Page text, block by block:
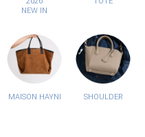
NEW IN
MAISON HAYNI SHOULDER